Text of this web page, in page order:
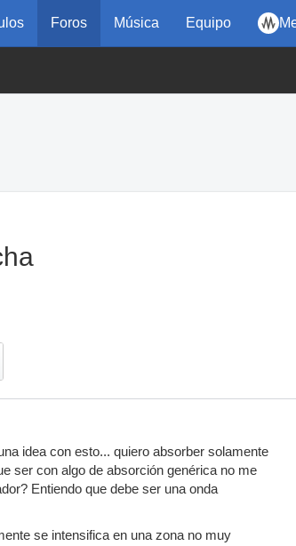
Foros Música Equipo
idea con esto... quiero absorber solamente
ser con algo de absorción genérica no me
Entiendo que debe ser una onda
se intensifica en una zona no muy